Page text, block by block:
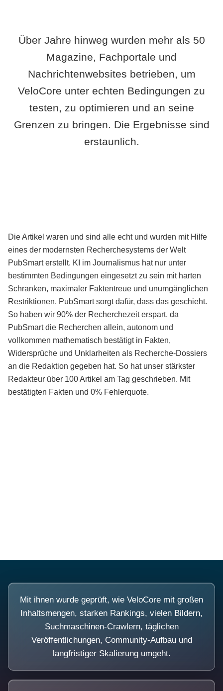
Über Jahre hinweg wurden mehr als 50
Magazine, Fachportale und
Nachrichtenwebsites betrieben, um
VeloCore unter echten Bedingungen zu
testen, zu optimieren und an seine
Grenzen zu bringen. Die Ergebnisse sind
erstaunlich.
Die Artikel waren und sind alle echt und wurden mit Hilfe
eines der modernsten Recherchesystems der Welt
PubSmart erstellt. KI im Journalismus hat nur unter
bestimmten Bedingungen eingesetzt zu sein mit harten
Schranken, maximaler Faktentreue und unumgänglichen
Restriktionen. PubSmart sorgt dafür, dass das geschieht.
So haben wir 90% der Recherchezeit erspart, da
PubSmart die Recherchen allein, autonom und
vollkommen mathematisch bestätigt in Fakten,
Widersprüche und Unklarheiten als Recherche-Dossiers
an die Redaktion gegeben hat. So hat unser stärkster
Redakteur über 100 Artikel am Tag geschrieben. Mit
bestätigten Fakten und 0% Fehlerquote.
Mit ihnen wurde geprüft, wie VeloCore mit großen
Inhaltsmengen, starken Rankings, vielen Bildern,
Suchmaschinen-Crawlern, täglichen
Veröffentlichungen, Community-Aufbau und
langfristiger Skalierung umgeht.